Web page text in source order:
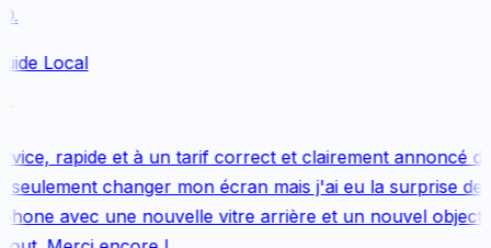
Local
rapide et à un tarif correct et clairement annoncé
changer mon écran mais j'ai eu la surprise de
avec une nouvelle vitre arrière et un nouvel objectif,